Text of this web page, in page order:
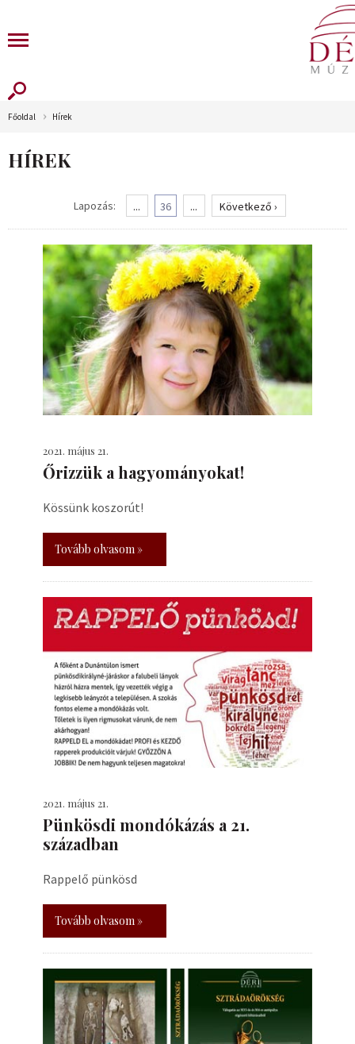
Főoldal Hírek
HÍREK
Lapozás: ... 36 ... Következő ›
2021. május 21.
Őrizzük a hagyományokat!
Kössünk koszorút!
Tovább olvasom »
2021. május 21.
Pünkösdi mondókázás a 21.
században
Rappelő pünkösd
Tovább olvasom »